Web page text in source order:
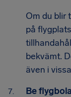
Om du blir
på
bekvämt.
även i
Be